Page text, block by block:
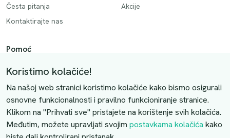
Česta pitanja
Kontaktirajte nas
Akcije
Pomoć
Način plaćanja
Dostava
Povrati i otkazivanje
Uslovi kupovine
Koristimo kolačiće!
Na našoj web stranici koristimo kolačiće kako bismo osigurali
osnovne funkcionalnosti i pravilno funkcioniranje stranice.
Klikom na "Prihvati sve" pristajete na korištenje svih kolačića.
Međutim, možete upravljati svojim postavkama kolačića kako